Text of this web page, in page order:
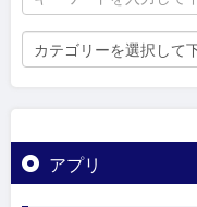
カテゴリーを選択して
アプリ